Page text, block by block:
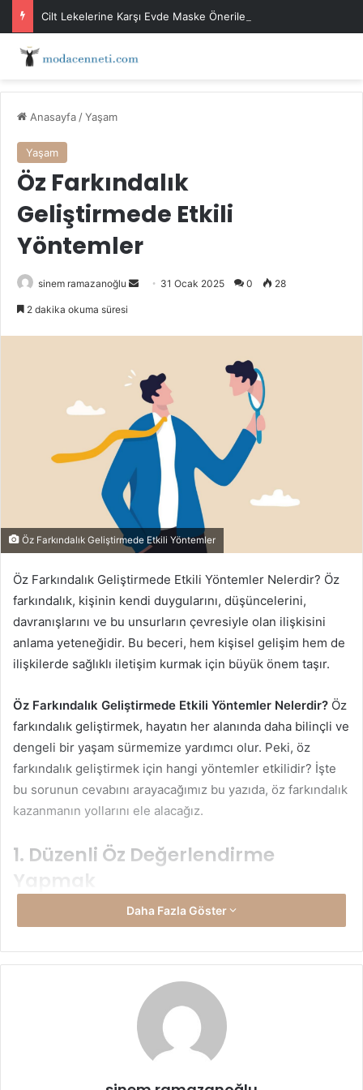
Cilt Lekelerine Karşı Evde Maske Önerileri
Anasayfa /Yaşam
Yaşam
Öz Farkındalık
Geliştirmede Etkili
Yöntemler
sinem ramazanoğlu
Bir
31 Ocak 2025 0 28
2 dakika okuma süresi
Öz Farkındalık Geliştirmede Etkili Yöntemler
Öz Farkındalık Geliştirmede Etkili Yöntemler Nelerdir? Öz
farkındalık, kişinin kendi duygularını, düşüncelerini,
davranışlarını ve bu unsurların çevresiyle olan ilişkisini
anlama yeteneğidir. Bu beceri, hem kişisel gelişim hem de
ilişkilerde sağlıklı iletişim kurmak için büyük önem taşır.
Öz Farkındalık Geliştirmede Etkili Yöntemler Nelerdir? Öz
farkındalık geliştirmek, hayatın her alanında daha bilinçli ve
dengeli bir yaşam sürmemize yardımcı olur. Peki, öz
farkındalık geliştirmek için hangi yöntemler etkilidir? İşte
bu sorunun cevabını arayacağımız bu yazıda, öz farkındalık
kazanmanın yollarını ele alacağız.
1. Düzenli Öz Değerlendirme
Yapmak
Öz farkındalık geliştirmenin ilk adımlarından biri, düzenli
yaşantımızda yaptığımız seçimlerin, hissettiğimiz
anlamına gelir. Öz değerlendirme yaparken kendimize şu
Bugün hangi durumlarda nasıl tepkiler verdim?
Bu tepkilerin altında yatan duygular neydi?
Daha Fazla Göster